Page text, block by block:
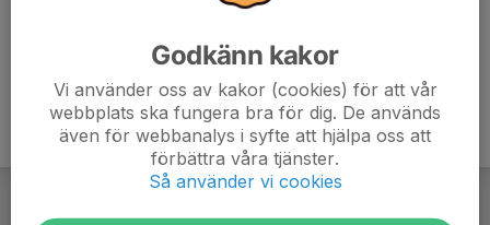
Godkänn kakor
Vi använder oss av kakor (cookies) för att vår
webbplats ska fungera bra för dig. De används
även för webbanalys i syfte att hjälpa oss att
förbättra våra tjänster.
Så använder vi cookies